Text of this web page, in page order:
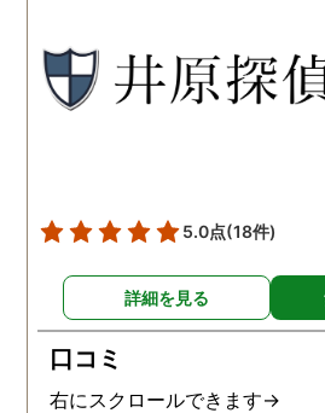
と思います。思い切ってお
願いして良かったです。 こ
の度はありがとうございま
5.0点(18件)
詳細を見る
口コミ
右にスクロールできます→